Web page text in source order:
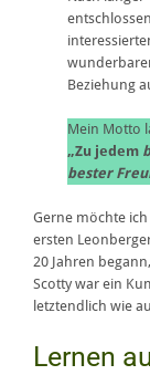
Beziehung
Mein Motto
„Zu jedem
bester
Gerne möchte
ersten
20 Jahren
Scotty war ein
letztendlich wie
Lernen